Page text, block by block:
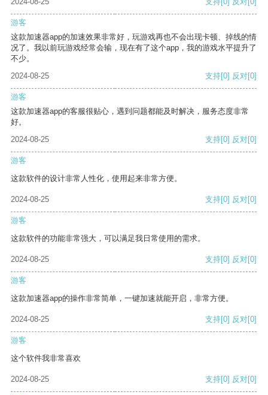
游客
这款加速器app的加速效果非常好，玩游戏再也不会出现卡顿、掉线的情
况了。我以前玩游戏经常会输，现在有了这个app，我的游戏水平提升了
不少。
2024-08-25
支持[0] 反对[0]
游客
这款加速器app的客服很贴心，遇到问题都能及时解决，服务态度非常
好。
2024-08-25
支持[0] 反对[0]
游客
这款软件的设计非常人性化，使用起来非常方便。
2024-08-25 支持[0] 反对[0]
游客
这款软件的功能非常强大，可以满足我日常使用的需求。
2024-08-25 支持[0] 反对[0]
游客
这款加速器app的操作非常简单，一键加速就能开启，非常方便。
2024-08-25 支持[0] 反对[0]
游客
这个软件我非常喜欢
2024-08-25 支持[0] 反对[0]